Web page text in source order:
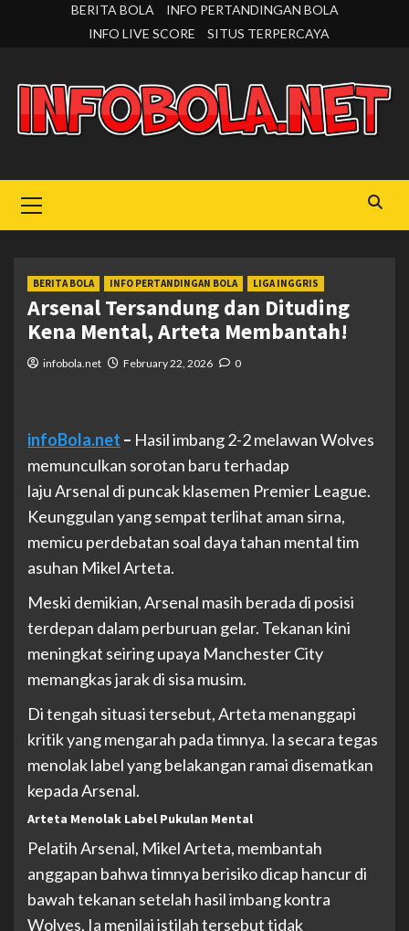
BERITA BOLA
INFO PERTANDINGAN BOLA
INFO LIVE SCORE
SITUS TERPERCAYA
Menu
BERITA BOLA INFO PERTANDINGAN BOLA LIGA INGGRIS
Arsenal Tersandung dan Dituding
Kena Mental, Arteta Membantah!
infobola.net February 22, 2026 0
infoBola.net – Hasil imbang 2-2 melawan Wolves
memunculkan sorotan baru terhadap
laju Arsenal di puncak klasemen Premier League.
Keunggulan yang sempat terlihat aman sirna,
memicu perdebatan soal daya tahan mental tim
asuhan Mikel Arteta.
Meski demikian, Arsenal masih berada di posisi
terdepan dalam perburuan gelar. Tekanan kini
meningkat seiring upaya Manchester City
memangkas jarak di sisa musim.
Di tengah situasi tersebut, Arteta menanggapi
kritik yang mengarah pada timnya. Ia secara tegas
menolak label yang belakangan ramai disematkan
kepada Arsenal.
Arteta Menolak Label Pukulan Mental
Pelatih Arsenal, Mikel Arteta, membantah
anggapan bahwa timnya berisiko dicap hancur di
bawah tekanan setelah hasil imbang kontra
Wolves. Ia menilai istilah tersebut tidak